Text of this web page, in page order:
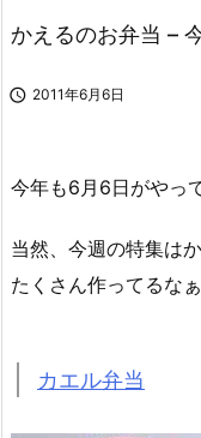
かえるのお弁当 –
 2011年6月6日
今年も6月6日がやっ
当然、今週の特集は
たくさん作ってるなぁ
カエル弁当